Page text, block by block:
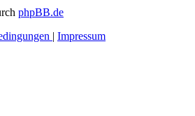
phpBB.de
| Impressum